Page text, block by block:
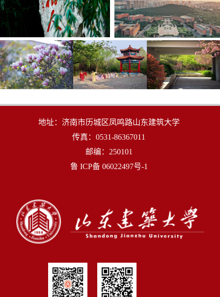
地址：济南市历城区凤鸣路山东建筑大学
传真：0531-86367011
邮编：250101
鲁 ICP备 06022497号-1